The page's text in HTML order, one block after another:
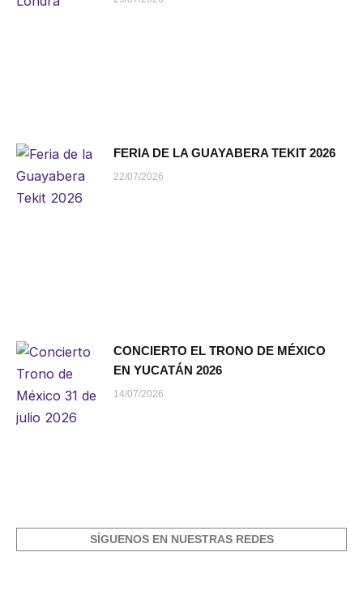
FERIA DE LA GUAYABERA TEKIT 2026
22/07/2026
CONCIERTO EL TRONO DE MÉXICO
EN YUCATÁN 2026
14/07/2026
SÍGUENOS EN NUESTRAS REDES